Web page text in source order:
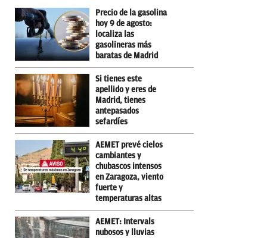
Precio de la gasolina
hoy 9 de agosto:
localiza las
gasolineras más
baratas de Madrid
Si tienes este
apellido y eres de
Madrid, tienes
antepasados
sefardíes
AEMET prevé cielos
cambiantes y
chubascos intensos
en Zaragoza, viento
fuerte y
temperaturas altas
AEMET: Intervals
nubosos y lluvias